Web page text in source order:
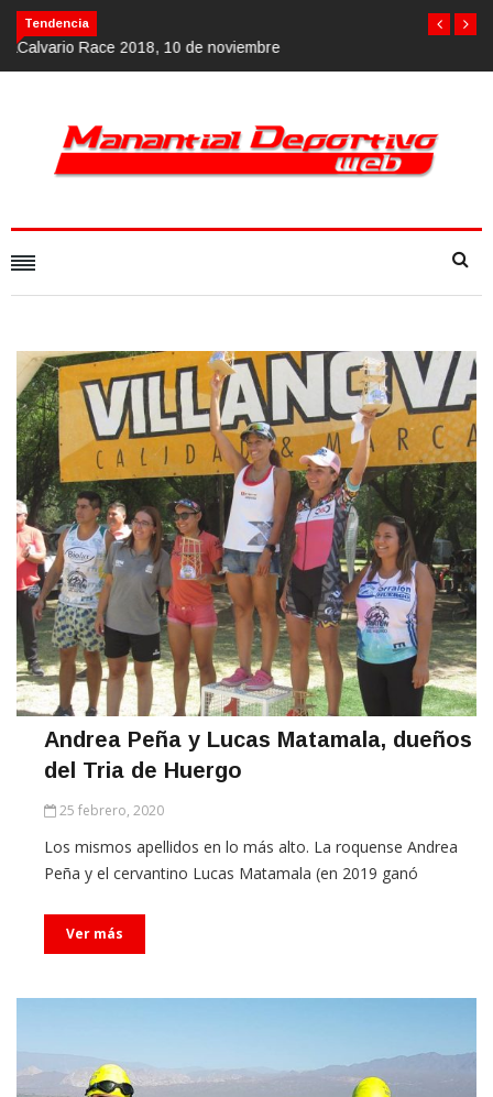
Tendencia
Andrea Peña y Lucas Matamala, dueños
del Tria de Huergo
Los mismos apellidos en lo más alto. La roquense Andrea
Peña y el cervantino Lucas Matamala (en 2019 ganó